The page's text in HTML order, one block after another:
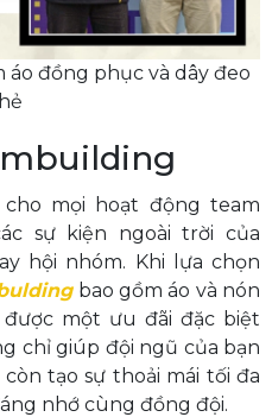
áo đồng phục và dây đeo
mọi hoạt động team
sự kiện ngoài trời của
hội nhóm. Khi lựa chọn
bao gồm áo và nón
một ưu đãi đặc biệt
chỉ giúp đội ngũ của bạn
tạo sự thoải mái tối đa
nhớ cùng đồng đội.